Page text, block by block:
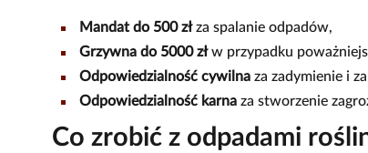
Mandat do 500 złza spalanie odpadów,
Grzywna do 5000 złw przypadku
Odpowiedzialność cywilna za zadymienie i
Odpowiedzialność karna za stworzenie
Co zrobić z odpadami